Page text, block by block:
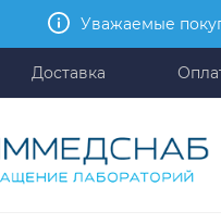
Уважаемые
Доставка